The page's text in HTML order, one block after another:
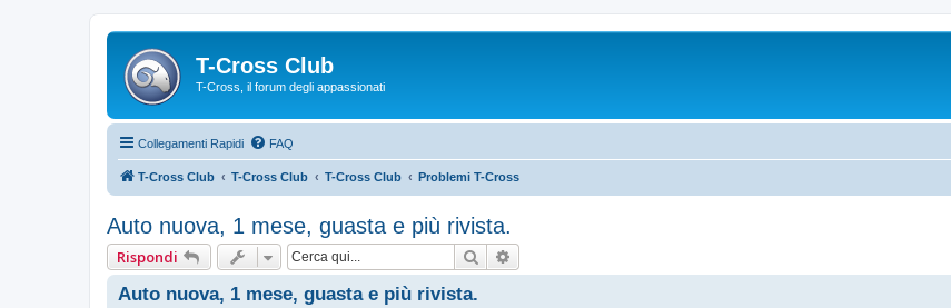
T-Cross Club
T-Cross, il forum degli appassionati
Collegamenti Rapidi FAQ
T-Cross Club T-Cross Club T-Cross Club Problemi T-Cross
Auto nuova, 1 mese, guasta e più rivista.
Rispondi Cerca
Auto nuova, 1 mese, guasta e più rivista.